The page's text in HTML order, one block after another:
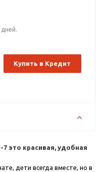
Купить в Кредит
это красивая, удобная
дети всегда вместе, но в